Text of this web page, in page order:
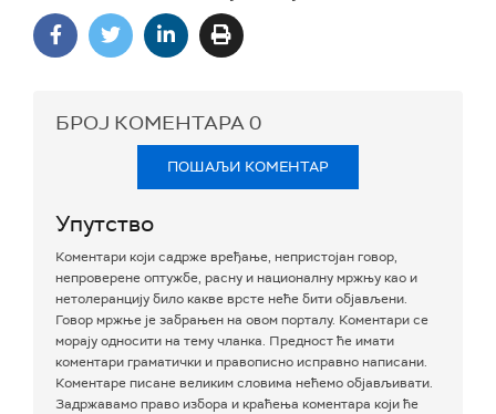
БРОЈ КОМЕНТАРА0
ПОШАЉИ КОМЕНТАР
Упутство
Коментари који садрже вређање, непристојан говор,
непроверене оптужбе, расну и националну мржњу као и
нетолеранцију било какве врсте неће бити објављени.
Говор мржње је забрањен на овом порталу. Коментари се
морају односити на тему чланка. Предност ће имати
коментари граматички и правописно исправно написани.
Коментаре писане великим словима нећемо објављивати.
Задржавамо право избора и краћења коментара који ће